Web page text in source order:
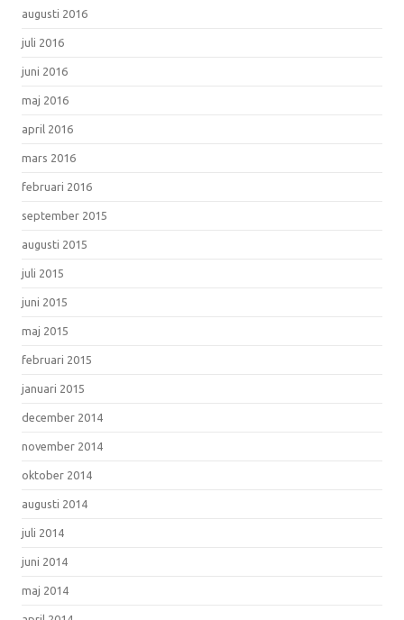
augusti 2016
juli 2016
juni 2016
maj 2016
april 2016
mars 2016
februari 2016
september 2015
augusti 2015
juli 2015
juni 2015
maj 2015
februari 2015
januari 2015
december 2014
november 2014
oktober 2014
augusti 2014
juli 2014
juni 2014
maj 2014